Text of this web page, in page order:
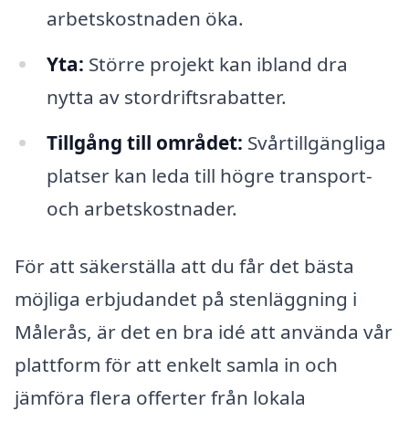
arbetskostnaden öka.
Yta: Större projekt kan ibland dra
nytta av stordriftsrabatter.
Tillgång till området: Svårtillgängliga
platser kan leda till högre transport-
och arbetskostnader.
För att säkerställa att du får det bästa
möjliga erbjudandet på stenläggning i
Målerås, är det en bra idé att använda vår
plattform för att enkelt samla in och
jämföra flera offerter från lokala